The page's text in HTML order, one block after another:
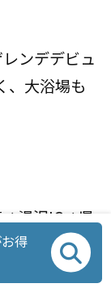
ンデデビュ
、大浴場も
⇒湯沢IC⇒県
スキー場到
得